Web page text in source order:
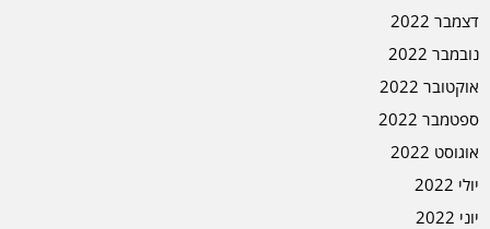
דצמבר 2022
נובמבר 2022
אוקטובר 2022
ספטמבר 2022
אוגוסט 2022
יולי 2022
יוני 2022